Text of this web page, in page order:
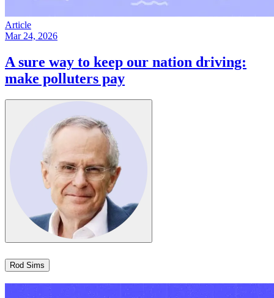
Article
Mar 24, 2026
A sure way to keep our nation driving:
make polluters pay​​​​‌ ‍ ​‍​‍‌‍ ‌ ​‍‌‍‍‌‌‍‌ ‌‍‍‌‌‍ ‍​‍​‍​ ‍‍​‍​‍‌ ​ ‌‍​‌‌‍ ‍‌‍‍‌‌ ‌​‌ ‍‌​‍ ‍‌‍‍‌‌‍ ​‍​‍​‍ ​​‍​‍‌‍‍​‌ ​‍‌‍‌‌‌‍‌‍​‍​‍​ ‍‍​‍​‍‌‍‍​‌ ‌​‌ ‌​‌ ​​​ ‍‍​‍ ​‍ ‌‍ ​‌‍ ‌‍​ ‌‍​‌‌‍ ​‌‍‍​‌‍ ‌ ​ ‌ ‌​​ ‍‍​ ​ ​ ​ ​ ​ ​ ​ ​‍ ‌‍‍‌‌‍ ‍‌ ‌​‌‍‌‌‌‍ ‍‌ ‌​​‍ ‌‍‌‌‌‍‌​‌‍‍‌‌ ‌​​‍ ‌‍ ‌‌‍ ‌‍‌​‌‍‌‌​ ‌‌ ​​‌ ​‍‌‍‌‌‌ ​ ‌‍‌‌‌‍ ‍‌ ‌​‌‍​‌‌ ‌​‌‍‍‌‌‍ ‌‍ ‍​ ‍ ‌‍‍‌‌‍‌​​ ‌​ ‌‍​ ‍‌‌‍‌‌​ ‍​​ ‍‌‌‍​‍‌‍​‌​ ‌‌​‍ ‌‌‍​ ‌‍​ ​ ‌‌​ ​‌​‍ ‌​ ‌​‌‍‌‌​ ‍‌​ ​ ​‍ ‌‌‍​‌​ ‌​​ ​‍​ ‌‍​‍ ‌‌‍‌​‌‍​‍‌‍‌‍​ ‌​​ ‌ ​ ‌‌​ ‌‌​ ‌‍​ ​ ​ ​ ​ ​‍​ ‍​​ ‍ ‌ ‌​‌ ‍‌‌ ​​‌‍‌‌​ ‌‌‍ ‍‌‍‌‌‌ ‌ ‌ ​ ​ ‍ ‌ ​​‌‍​‌‌ ‌​‌‍‍​​ ‌‌ ‌​‌‍‍‌‌ ‌​‌‍ ​‌‍‌‌​ ‌‍​‍‌‍​‌‌ ​ ‌‍‌‌‌‌‌‌‌ ​‍‌‍ ​​ ‌‌‍‍​‌ ‌​‌ ‌​‌ ​​​‍‌‌​ ​ ‌​​‌​‍‌‌​ ​‍‌​‌‍​‍‌‌​ ​‍‌​‌‍‌‍ ​‌‍ ‌‍​ ‌‍​‌‌‍ ​‌‍‍​‌‍ ‌ ​ ‌ ‌​​‍‌‌​ ​ ‌​​‌​ ​ ​ ​ ​ ​ ​ ​ ​‍‌‍‌‍‍‌‌‍‌​​ ‌​ ‌‍​ ‍‌‌‍‌‌​ ‍​​ ‍‌‌‍​‍‌‍​‌​ ‌‌​‍ ‌‌‍​ ‌‍​ ​ ‌‌​ ​‌​‍ ‌​ ‌​‌‍‌‌​ ‍‌​ ​ ​‍ ‌‌‍​‌​ ‌​​ ​‍​ ‌‍​‍ ‌‌‍‌​‌‍​‍‌‍‌‍​ ‌​​ ‌ ​ ‌‌​ ‌‌​ ‌‍​ ​ ​ ​ ​ ​‍​ ‍​​‍‌‍‌ ‌​‌ ‍‌‌ ​​‌‍‌‌​ ‌‌‍ ‍‌‍‌‌‌ ‌ ‌ ​ ​‍‌‍‌ ​​‌‍​‌‌ ‌​‌‍‍​​ ‌‌ ‌​‌‍‍‌‌ ‌​‌‍ ​‌‍‌‌​‍‌‍‌ ​​‌‍‌‌‌ ​‍‌ ​ ‌ ​​‌‍‌‌‌‍​ ‌ ‌​‌‍‍‌‌ ‌‍‌‍‌‌​ ‌‌ ​​‌ ‌‌‌‍​‍‌‍ ​‌‍‍‌‌ ​ ‌‍‍​‌‍‌‌‌‍‌​​‍​‍‌ ‌
Rod Sims​​​​‌ ‍ ​‍​‍‌‍ ‌ ​‍‌‍‍‌‌‍‌ ‌‍‍‌‌‍ ‍​‍​‍​ ‍‍​‍​‍‌ ​ ‌‍​‌‌‍ ‍‌‍‍‌‌ ‌​‌ ‍‌​‍ ‍‌‍‍‌‌‍ ​‍​‍​‍ ​​‍​‍‌‍‍​‌ ​‍‌‍‌‌‌‍‌‍​‍​‍​ ‍‍​‍​‍‌‍‍​‌ ‌​‌ ‌​‌ ​​​ ‍‍​‍ ​‍ ‌‍ ​‌‍ ‌‍​ ‌‍​‌‌‍ ​‌‍‍​‌‍ ‌ ​ ‌ ‌​​ ‍‍​ ​ ​ ​ ​ ​ ​ ​ ​‍ ‌‍‍‌‌‍ ‍‌ ‌​‌‍‌‌‌‍ ‍‌ ‌​​‍ ‌‍‌‌‌‍‌​‌‍‍‌‌ ‌​​‍ ‌‍ ‌‌‍ ‌‍‌​‌‍‌‌​ ‌‌ ​​‌ ​‍‌‍‌‌‌ ​ ‌‍‌‌‌‍ ‍‌ ‌​‌‍​‌‌ ‌​‌‍‍‌‌‍ ‌‍ ‍​ ‍ ‌‍‍‌‌‍‌​​ ‌​ ‌‌​ ‍​​ ‌‌​ ​‍‌‍‌​​ ‍‌​ ‌‍​ ‍​​‍ ‌​ ‍​​ ‍‌‌‍​‍​ ‌ ​‍ ‌​ ‌​​ ‍​​ ‌​‌‍‌‍​‍ ‌‌‍​‍​ ​‍​ ‍​​ ‌‍​‍ ‌​ ‍‌​ ‌‌​ ​‌‌‍​ ‌‍​‌​ ​ ​ ‍​​ ​‍‌‍​ ​ ​‌​ ‌​​ ‍‌​ ‍ ‌ ‌​‌ ‍‌‌ ​​‌‍‌‌​ ‌‌‍​‌‌ ‌‌‌ ‌​‌‍‍​‌‍ ‌ ​‍​ ‍ ‌ ​​‌‍​‌‌ ‌​‌‍‍​​ ‌‌‍ ‍‌‍​‌‌‍ ‌‌‍‌‌​ ‌‍​‍‌‍​‌‌ ​ ‌‍‌‌‌‌‌‌‌ ​‍‌‍ ​​ ‌‌‍‍​‌ ‌​‌ ‌​‌ ​​​‍‌‌​ ​ ‌​​‌​‍‌‌​ ​‍‌​‌‍​‍‌‌​ ​‍‌​‌‍‌‍ ​‌‍ ‌‍​ ‌‍​‌‌‍ ​‌‍‍​‌‍ ‌ ​ ‌ ‌​​‍‌‌​ ​ ‌​​‌​ ​ ​ ​ ​ ​ ​ ​ ​‍‌‍‌‍‍‌‌‍‌​​ ‌​ ‌‌​ ‍​​ ‌‌​ ​‍‌‍‌​​ ‍‌​ ‌‍​ ‍​​‍ ‌​ ‍​​ ‍‌‌‍​‍​ ‌ ​‍ ‌​ ‌​​ ‍​​ ‌​‌‍‌‍​‍ ‌‌‍​‍​ ​‍​ ‍​​ ‌‍​‍ ‌​ ‍‌​ ‌‌​ ​‌‌‍​ ‌‍​‌​ ​ ​ ‍​​ ​‍‌‍​ ​ ​‌​ ‌​​ ‍‌​‍‌‍‌ ‌​‌ ‍‌‌ ​​‌‍‌‌​ ‌‌‍​‌‌ ‌‌‌ ‌​‌‍‍​‌‍ ‌ ​‍​‍‌‍‌ ​​‌‍​‌‌ ‌​‌‍‍​​ ‌‌‍ ‍‌‍​‌‌‍ ‌‌‍‌‌​‍‌‍‌ ​​‌‍‌‌‌ ​‍‌ ​ ‌ ​​‌‍‌‌‌‍​ ‌ ‌​‌‍‍‌‌ ‌‍‌‍‌‌​ ‌‌ ​​‌ ‌‌‌‍​‍‌‍ ​‌‍‍‌‌ ​ ‌‍‍​‌‍‌‌‌‍‌​​‍​‍‌ ‌